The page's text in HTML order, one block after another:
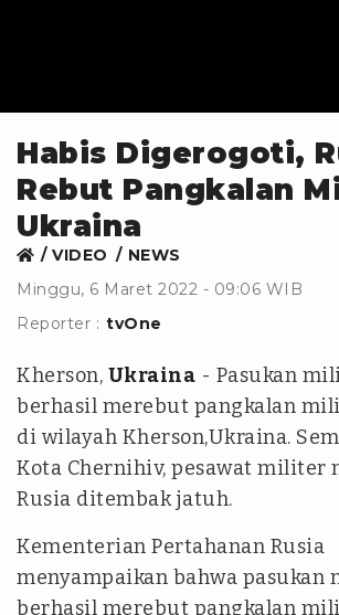
Habis Digerogoti,
Rebut Pangkalan
Ukraina
VIDEO
NEWS
Minggu, 6 Maret 2022 - 09:06 WIB
Reporter : tvOne
Kherson, Ukraina - Pasukan
berhasil merebut pangkalan
di wilayah Kherson,Ukraina.
Kota Chernihiv, pesawat militer
Rusia ditembak jatuh.
Kementerian Pertahanan Rusia
menyampaikan bahwa pasukan
berhasil merebut pangkalan